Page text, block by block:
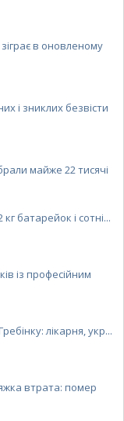
в оновленому
і зниклих безвісти
майже 22 тисячі
батарейок і сотні...
із професійним
лікарня, укр...
втрата: помер